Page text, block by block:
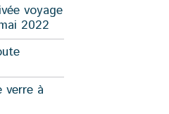
voyage
2022
verre à